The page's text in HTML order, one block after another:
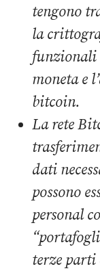
tengono
la
funzionali
moneta e
bitcoin.
La rete
dati
possono
personal
terze